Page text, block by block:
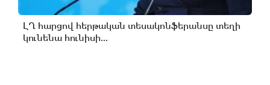
ԼՂ հարցով հերթական տեսակոնֆերանսը տեղի
կունենա հունիսի...